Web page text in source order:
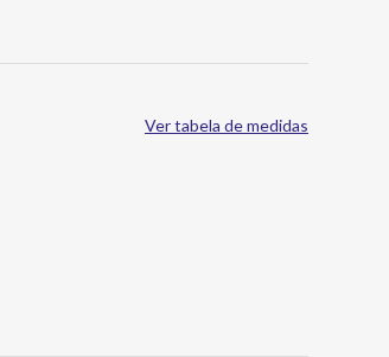
Ver tabela de medidas